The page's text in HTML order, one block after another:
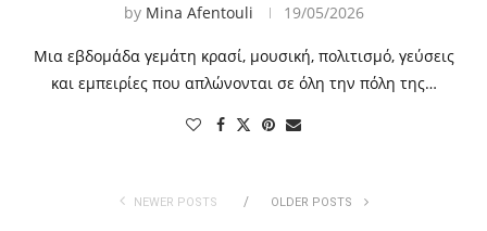
by Mina Afentouli 19/05/2026
Μια εβδομάδα γεμάτη κρασί, μουσική, πολιτισμό, γεύσεις
και εμπειρίες που απλώνονται σε όλη την πόλη της…
NEWER POSTS OLDER POSTS